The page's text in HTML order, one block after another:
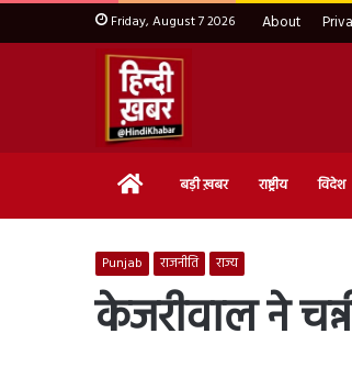
Friday, August 7 2026 About
Home बड़ी ख़बर राष्ट्रीय विदेश
Punjab राजनीति राज्य
केजरीवाल ने